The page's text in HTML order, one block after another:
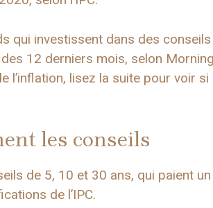
qui investissent dans des
12 derniers mois, selon
l’inflation, lisez la suite pour voir
les conseils
de 5, 10 et 30 ans, qui paient
de l’IPC.